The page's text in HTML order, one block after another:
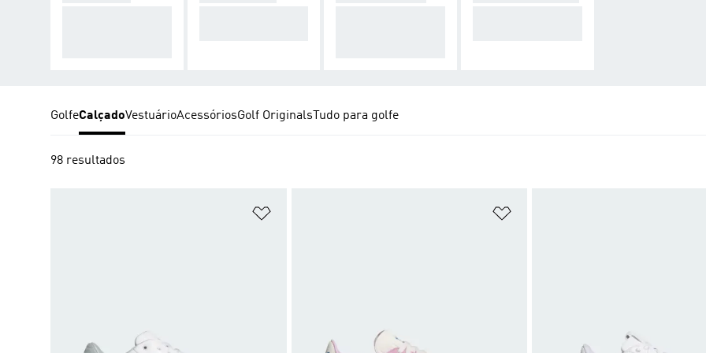
GolfeCalçadoVestuárioAcessóriosGolf OriginalsTudo para golfe
98 resultados